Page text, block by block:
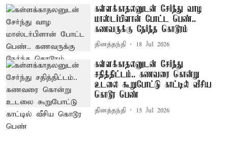
கள்ளக்காதலனுடன் சேர்ந்து வாழ
மாஸ்டர்பிளான் போட்ட பெண்..
கணவருக்கு நேர்ந்த கொடூரம்
தினத்தந்தி 18 Jul 2026
கள்ளக்காதலனுடன் சேர்ந்து
சதித்திட்டம்.. கணவரை கொன்று
உடலை கூறுபோட்டு காட்டில் வீசிய
கொடூர பெண்
தினத்தந்தி 15 Jul 2026